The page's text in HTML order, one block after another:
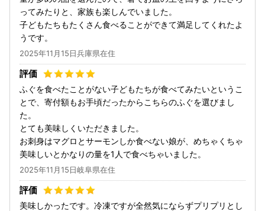
ってみたりと、家族も楽しんでいました。
子どもたちもたくさん食べることができて満足してくれたよ
うです。
2025年11月15日兵庫県在住
ふぐを食べたことがない子どもたちが食べてみたいというこ
とで、寄付額もお手頃だったからこちらのふぐを選びまし
た。
とても美味しくいただきました。
お刺身はマグロとサーモンしか食べない娘が、めちゃくちゃ
美味しいとかなりの量を1人で食べちゃいました。
2025年11月15日岐阜県在住
美味しかったです。冷凍ですが全然気にならずプリプリとし